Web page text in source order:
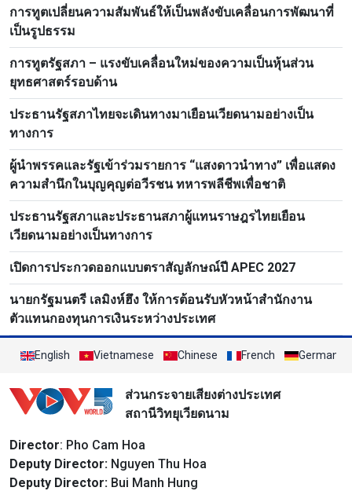
การทูตเปลี่ยนความสัมพันธ์ให้เป็นพลังขับเคลื่อนการพัฒนาที่
เป็นรูปธรรม
การทูตรัฐสภา – แรงขับเคลื่อนใหม่ของความเป็นหุ้นส่วน
ยุทธศาสตร์รอบด้าน
ประธานรัฐสภาไทยจะเดินทางมาเยือนเวียดนามอย่างเป็น
ทางการ
ผู้นำพรรคและรัฐเข้าร่วมรายการ “แสงดาวนำทาง” เพื่อแสดง
ความสำนึกในบุญคุญต่อวีรชน ทหารพลีชีพเพื่อชาติ
ประธานรัฐสภาและประธานสภาผู้แทนราษฎรไทยเยือน
เวียดนามอย่างเป็นทางการ
เปิดการประกวดออกแบบตราสัญลักษณ์ปี APEC 2027
นายกรัฐมนตรี เลมิงห์ฮึง ให้การต้อนรับหัวหน้าสำนักงาน
ตัวแทนกองทุนการเงินระหว่างประเทศ
English Vietnamese Chinese French German
ส่วนกระจายเสียงต่างประเทศ
สถานีวิทยุเวียดนาม
Director: Pho Cam Hoa
Deputy Director: Nguyen Thu Hoa
Deputy Director: Bui Manh Hung